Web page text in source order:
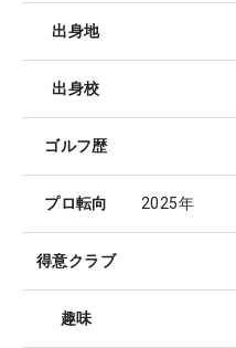
出身地
出身校
ゴルフ歴
プロ転向 2025年
得意クラブ
趣味